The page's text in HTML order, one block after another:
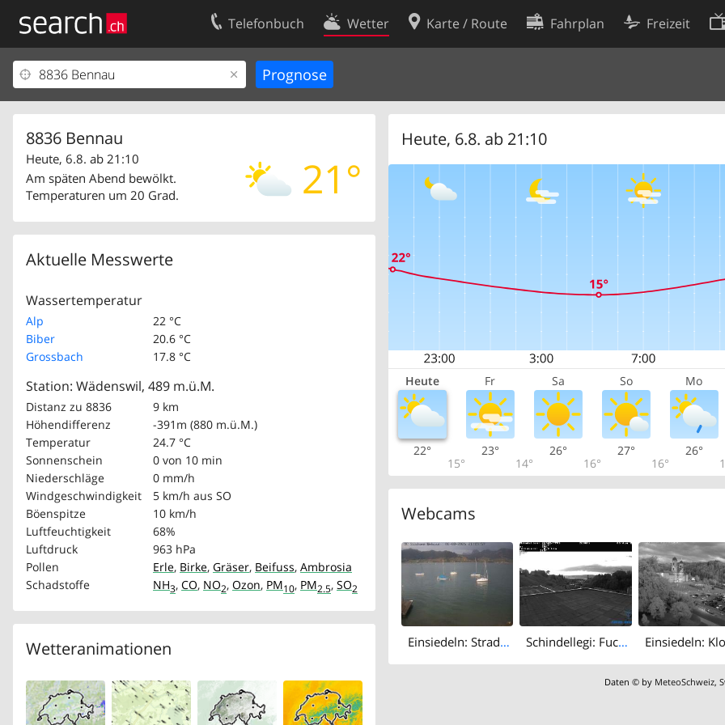
Telefonbuch Wetter Karte / Route Fahrplan Freizeit
8836 Bennau
21°
Heute, 6.8. ab 21:10
Am späten Abend bewölkt.
Temperaturen um 20 Grad.
Aktuelle Messwerte
Wassertemperatur
Alp
22 °C
Biber
20.6 °C
Grossbach
17.8 °C
Station: Wädenswil, 489 m.ü.M.
Distanz zu 8836
9 km
Höhendifferenz
-391m (880 m.ü.M.)
Temperatur
24.7 °C
Sonnenschein
0 von 10 min
Niederschläge
0 mm/h
Windgeschwindigkeit
5 km/h aus SO
Böenspitze
10 km/h
Luftfeuchtigkeit
68%
Luftdruck
963 hPa
Pollen
Erle, Birke, Gräser, Beifuss, Ambrosia
Schadstoffe
NH3, CO, NO2, Ozon, PM10, PM2.5, SO2
Wetteranimationen
Heute, 6.8. ab 21:10
Heute Fr Sa So Mo
22°
15°
23°
14°
26°
16°
27°
16°
26°
Webcams
Einsiedeln: Strada Statale 1 Schindellegi: Fuchs Helikopter
Daten © by MeteoSchweiz,
Ihr Eintrag
Kundencenter Geschäftskunden
Kontakt
Nutzungsbedingungen
Cookie-Einstellungen